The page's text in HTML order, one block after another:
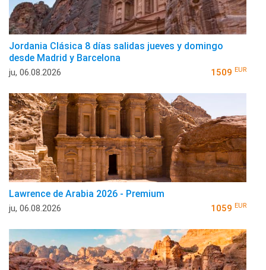
Jordania Clásica 8 días salidas jueves y domingo
desde Madrid y Barcelona
ju, 06.08.2026 1509 EUR
Lawrence de Arabia 2026 - Premium
ju, 06.08.2026 1059 EUR